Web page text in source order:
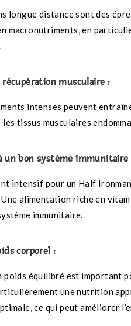
longue distance sont des
macronutriments, en
récupération musculaire :
intenses peuvent
tissus musculaires
un bon système immunitaire
intensif pour un Half
Une alimentation riche en
immunitaire.
corporel :
poids équilibré est important
une nutrition
ce qui peut améliorer